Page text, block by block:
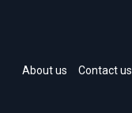
About us Contact us